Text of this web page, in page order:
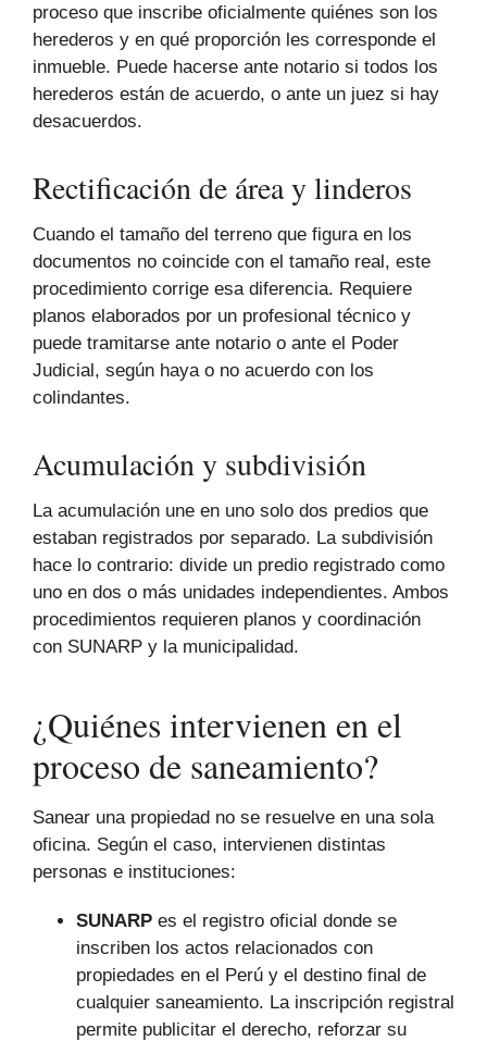
proceso que inscribe oficialmente quiénes son los
herederos y en qué proporción les corresponde el
inmueble. Puede hacerse ante notario si todos los
herederos están de acuerdo, o ante un juez si hay
desacuerdos.
Rectificación de área y linderos
Cuando el tamaño del terreno que figura en los
documentos no coincide con el tamaño real, este
procedimiento corrige esa diferencia. Requiere
planos elaborados por un profesional técnico y
puede tramitarse ante notario o ante el Poder
Judicial, según haya o no acuerdo con los
colindantes.
Acumulación y subdivisión
La acumulación une en uno solo dos predios que
estaban registrados por separado. La subdivisión
hace lo contrario: divide un predio registrado como
uno en dos o más unidades independientes. Ambos
procedimientos requieren planos y coordinación
con SUNARP y la municipalidad.
¿Quiénes intervienen en el
proceso de saneamiento?
Sanear una propiedad no se resuelve en una sola
oficina. Según el caso, intervienen distintas
personas e instituciones:
SUNARP es el registro oficial donde se
inscriben los actos relacionados con
propiedades en el Perú y el destino final de
cualquier saneamiento. La inscripción registral
permite publicitar el derecho, reforzar su